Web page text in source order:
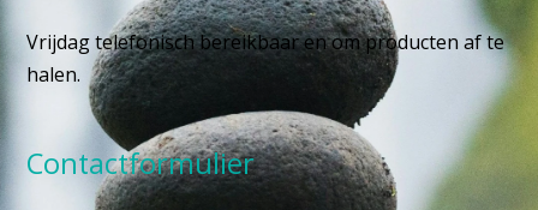
Vrijdag telefonisch bereikbaar en om producten af te
halen.
Contactformulier